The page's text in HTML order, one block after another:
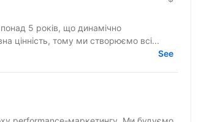
5 років, що динамічно
головна цінність, тому ми створюємо всі...
See